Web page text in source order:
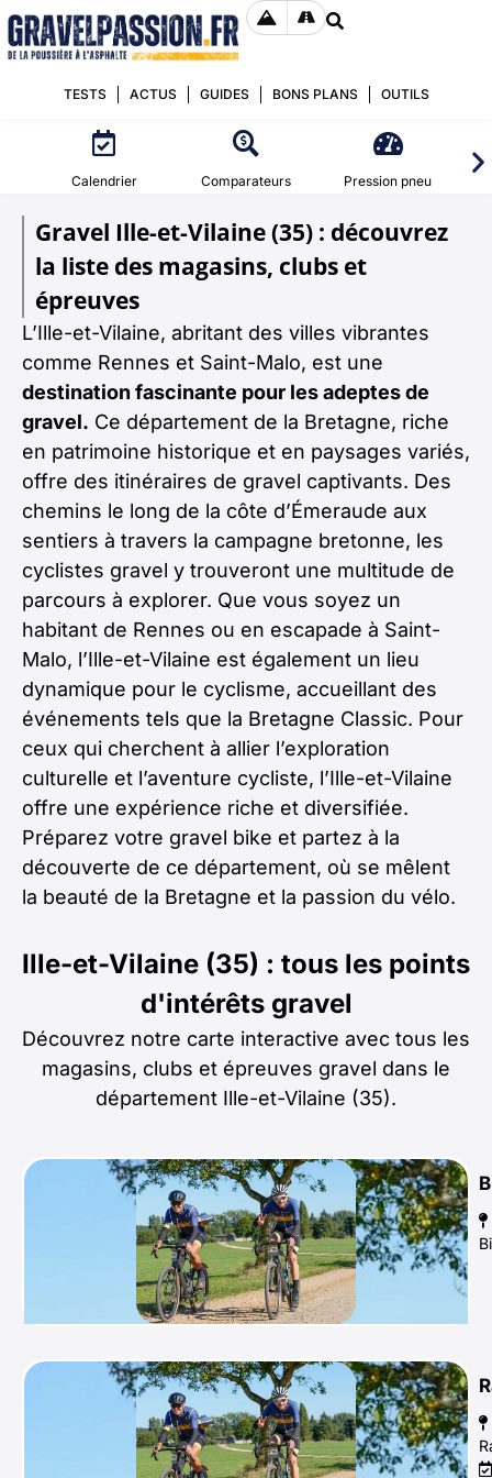
TESTS ACTUS GUIDES BONS PLANS OUTILS
Calendrier Comparateurs Pression pneu
Gravel Ille-et-Vilaine (35) : découvrez
la liste des magasins, clubs et
épreuves
L’Ille-et-Vilaine, abritant des villes vibrantes
comme Rennes et Saint-Malo, est une
destination fascinante pour les adeptes de
gravel. Ce département de la Bretagne, riche
en patrimoine historique et en paysages variés,
offre des itinéraires de gravel captivants. Des
chemins le long de la côte d’Émeraude aux
sentiers à travers la campagne bretonne, les
cyclistes gravel y trouveront une multitude de
parcours à explorer. Que vous soyez un
habitant de Rennes ou en escapade à Saint-
Malo, l’Ille-et-Vilaine est également un lieu
dynamique pour le cyclisme, accueillant des
événements tels que la Bretagne Classic. Pour
ceux qui cherchent à allier l’exploration
culturelle et l’aventure cycliste, l’Ille-et-Vilaine
offre une expérience riche et diversifiée.
Préparez votre gravel bike et partez à la
découverte de ce département, où se mêlent
la beauté de la Bretagne et la passion du vélo.
Ille-et-Vilaine (35) : tous les points
d'intérêts gravel
Découvrez notre carte interactive avec tous les
magasins, clubs et épreuves gravel dans le
département Ille-et-Vilaine (35).